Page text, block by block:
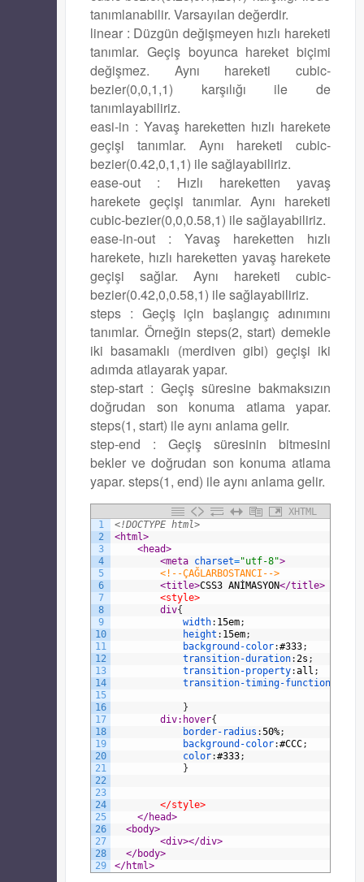
tanımlanabilir. Varsayılan değerdir.
linear : Düzgün değişmeyen hızlı hareketi
tanımlar. Geçiş boyunca hareket biçimi
değişmez. Aynı hareketi cubic-
bezier(0,0,1,1) karşılığı ile de
tanımlayabiliriz.
easi-in : Yavaş hareketten hızlı harekete
geçişi tanımlar. Aynı hareketi cubic-
bezier(0.42,0,1,1) ile sağlayabiliriz.
ease-out : Hızlı hareketten yavaş
harekete geçişi tanımlar. Aynı hareketi
cubic-bezier(0,0,0.58,1) ile sağlayabiliriz.
ease-in-out : Yavaş hareketten hızlı
harekete, hızlı hareketten yavaş harekete
geçişi sağlar. Aynı hareketi cubic-
bezier(0.42,0,0.58,1) ile sağlayabiliriz.
steps : Geçiş için başlangıç adınımını
tanımlar. Örneğin steps(2, start) demekle
iki basamaklı (merdiven gibi) geçişi iki
adımda atlayarak yapar.
step-start : Geçiş süresine bakmaksızın
doğrudan son konuma atlama yapar.
steps(1, start) ile aynı anlama gelir.
step-end : Geçiş süresinin bitmesini
bekler ve doğrudan son konuma atlama
yapar. steps(1, end) ile aynı anlama gelir.
XHTML
1
2
3
4
5
6
7
8
9
10
11
12
13
14
15
16
17
18
19
20
21
22
23
24
25
26
27
28
29
<!DOCTYPE html>
<html>
<head>
<meta charset="utf-8">
<!--ÇAĞLARBOSTANCI-->
<title>CSS3 ANİMASYON</title>
<style>
div{
width: 15em;
height : 15em;
background-color:#333;
transition-duration:2s ;
transition-property:all ;
transition-timing-function
}
div:hover{
border-radius :50%;
background-color:#CCC;
color:#333;
}
</style>
</head>
<body>
<div></div>
</body>
</html>